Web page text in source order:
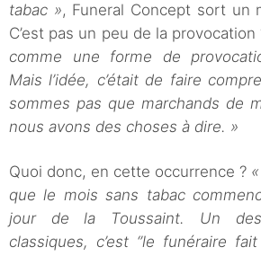
tabac », Funeral Concept sort un
C’est pas un peu de la provocation
comme une forme de
Mais l’idée, c’était de faire
sommes pas que marchands de
nous avons des choses à dire. »
Quoi donc, en cette occurrence ?
que le mois sans tabac
jour de la Toussaint. Un
classiques, c’est ‘’le funéraire